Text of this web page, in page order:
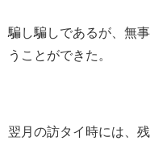
騙し騙しであるが、無
うことができた。
翌月の訪タイ時には、